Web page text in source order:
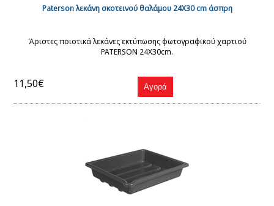
Paterson λεκάνη σκοτεινού θαλάμου 24Χ30 cm άσπρη
Άριστες ποιοτικά λεκάνες εκτύπωσης φωτογραφικού χαρτιού
PATERSON 24X30cm.
11,50€